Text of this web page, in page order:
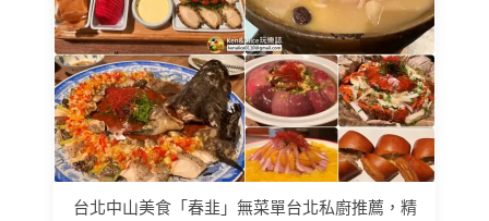
台北中山美食「春韭」無菜單台北私廚推薦，精